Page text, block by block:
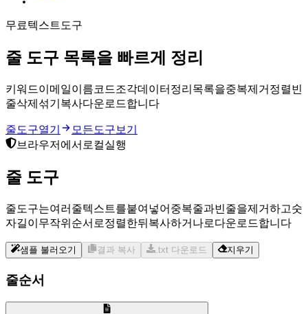
무료 텍스트 도구
줄 도구 목록을 빠르게 정리
키워드, URL, 이메일, 이름, 코드 조각, 데이터 정리 목록을 중복 제거, 정렬, 빈
줄 삭제, 섞기, 복사, 다운로드합니다.
줄 도구 열기
모든 도구 보기
브라우저에서 로컬 실행
줄 도구
줄 도구는 여러 줄 텍스트를 붙여넣어 중복 줄과 빈 줄을 제거하고 A-Z, Z-A, 숫
자, 길이, 무작위 순서로 정렬한 뒤 복사하거나 .txt로 다운로드합니다.
샘플 불러오기 결과 복사 .txt 다운로드 지우기
줄 순서